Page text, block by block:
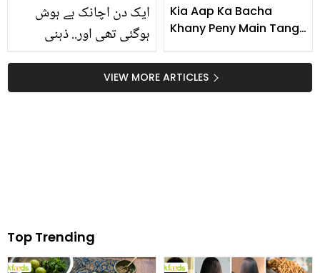
ایک دن اچانک بے ہوش
ہوگئی تھی اور.. ذہنی
امراض کا شکار لوگوں کو
کون سی ایک چیز کھانی
چاہیے؟ ماہرین کا نیا
Kia Aap Ka Bacha
Khany Peny Main Tang
VIEW MORE ARTICLES
Top Trending